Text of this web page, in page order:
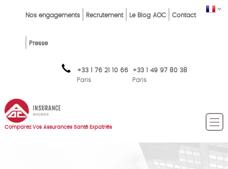
FR
Top
FR
Nos engagements Recrutement Le Blog AOC Contact
Presse
+33 1 76 21 10 66
Paris
+33 1 49 97 80 38
Paris
Comparez Vos Assurances Santé Expatriés